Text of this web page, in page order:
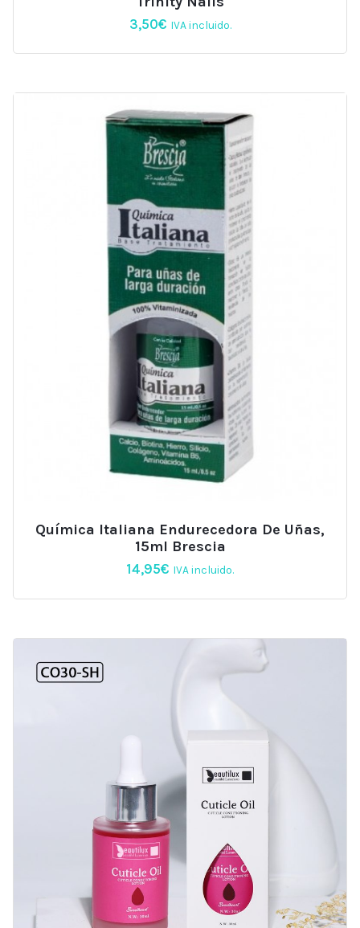
3,50€ IVA incluido.
Química Italiana Endurecedora De Uñas,
15ml Brescia
14,95€ IVA incluido.